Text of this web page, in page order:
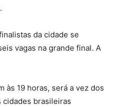
da cidade se
vagas na grande final. A
às 19 horas, será a vez dos
cidades brasileiras